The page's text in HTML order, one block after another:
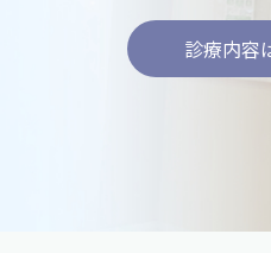
診療内容